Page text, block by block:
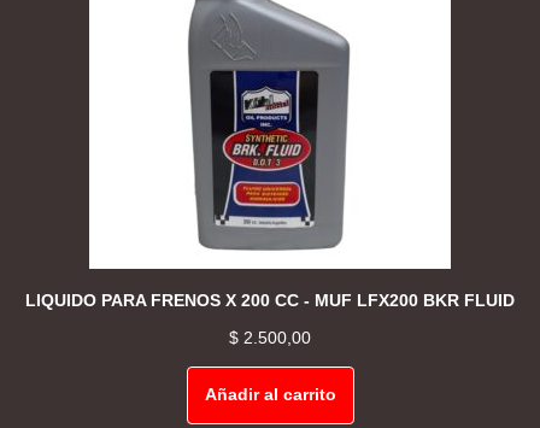
LIQUIDO PARA FRENOS X 200 CC - MUF LFX200 BKR FLUID
$ 2.500,00
Añadir al carrito